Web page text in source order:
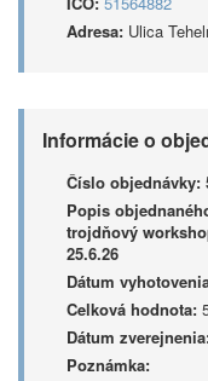
Adresa: Ulica
Informácie o
Číslo objednávky:
Popis
trojdňový
25.6.26
Dátum
Celková hodnota:
Dátum
Poznámka: